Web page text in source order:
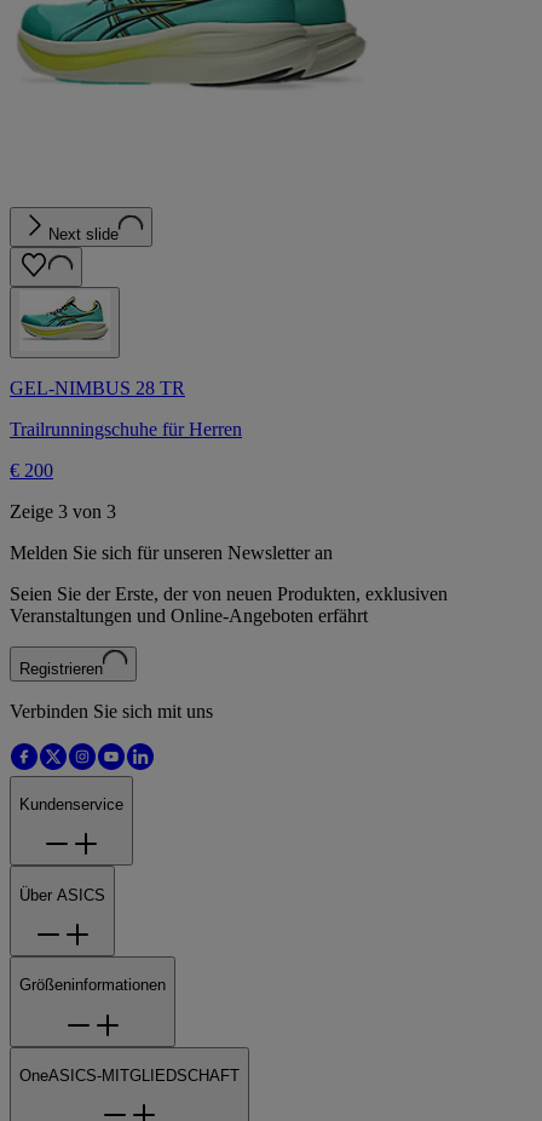
Next slide
GEL-NIMBUS 28 TR
Trailrunningschuhe für Herren
€ 200
Zeige 3 von 3
Melden Sie sich für unseren Newsletter an
Seien Sie der Erste, der von neuen Produkten, exklusiven
Veranstaltungen und Online-Angeboten erfährt
Registrieren
Verbinden Sie sich mit uns
Kundenservice
Über ASICS
Größeninformationen
OneASICS-MITGLIEDSCHAFT